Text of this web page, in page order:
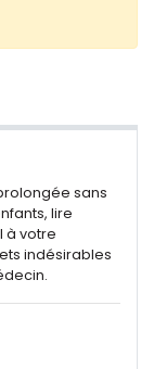
sans
lire
à votre
indésirables